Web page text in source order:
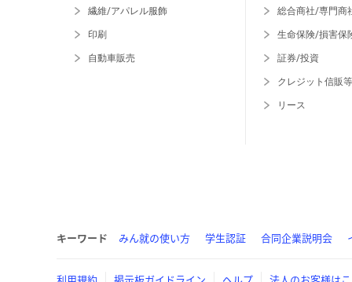
繊維/アパレル服飾
印刷
自動車販売
総合商社/専門商
生命保険/損害保
証券/投資
クレジット信販等
リース
キーワード みん就の使い方 学生認証 合同企業説明会